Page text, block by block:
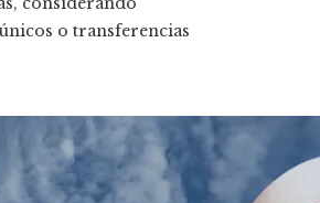
o transferencias